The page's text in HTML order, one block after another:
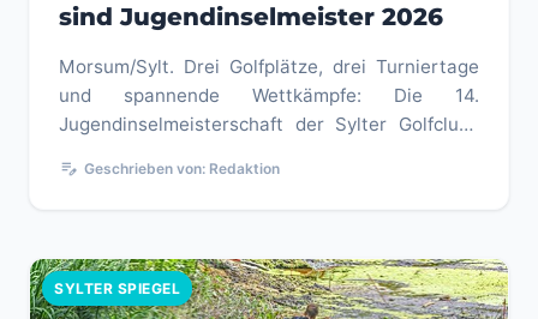
sind Jugendinselmeister 2026
Morsum/Sylt. Drei Golfplätze, drei Turniertage
und spannende Wettkämpfe: Die 14.
Jugendinselmeisterschaft der Sylter Golfclubs
edit_note Geschrieben von: Redaktion
SYLTER SPIEGEL